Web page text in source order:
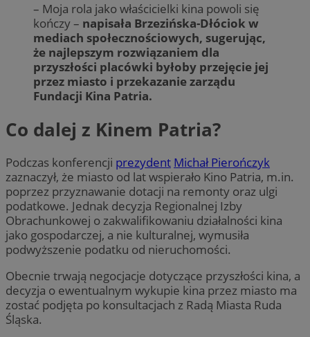
– Moja rola jako właścicielki kina powoli się
kończy – napisała Brzezińska-Dłóciok w
mediach społecznościowych, sugerując,
że najlepszym rozwiązaniem dla
przyszłości placówki byłoby przejęcie jej
przez miasto i przekazanie zarządu
Fundacji Kina Patria.
Co dalej z Kinem Patria?
Podczas konferencji prezydent Michał Pierończyk
zaznaczył, że miasto od lat wspierało Kino Patria, m.in.
poprzez przyznawanie dotacji na remonty oraz ulgi
podatkowe. Jednak decyzja Regionalnej Izby
Obrachunkowej o zakwalifikowaniu działalności kina
jako gospodarczej, a nie kulturalnej, wymusiła
podwyższenie podatku od nieruchomości.
Obecnie trwają negocjacje dotyczące przyszłości kina, a
decyzja o ewentualnym wykupie kina przez miasto ma
zostać podjęta po konsultacjach z Radą Miasta Ruda
Śląska.